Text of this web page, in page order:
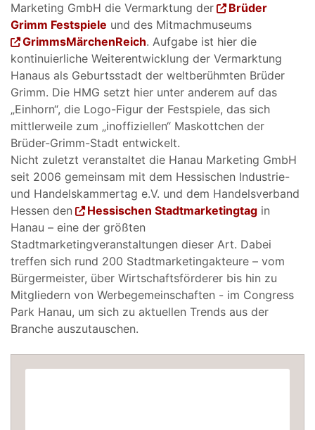
Marketing GmbH die Vermarktung der
Brüder
Grimm Festspiele und des Mitmachmuseums
GrimmsMärchenReich. Aufgabe ist hier die
kontinuierliche Weiterentwicklung der Vermarktung
Hanaus als Geburtsstadt der weltberühmten Brüder
Grimm. Die HMG setzt hier unter anderem auf das
„Einhorn“, die Logo-Figur der Festspiele, das sich
mittlerweile zum „inoffiziellen“ Maskottchen der
Brüder-Grimm-Stadt entwickelt.
Nicht zuletzt veranstaltet die Hanau Marketing GmbH
seit 2006 gemeinsam mit dem Hessischen Industrie-
und Handelskammertag e.V. und dem Handelsverband
Hessen den
Hessischen Stadtmarketingtagin
Hanau – eine der größten
Stadtmarketingveranstaltungen dieser Art. Dabei
treffen sich rund 200 Stadtmarketingakteure – vom
Bürgermeister, über Wirtschaftsförderer bis hin zu
Mitgliedern von Werbegemeinschaften - im Congress
Park Hanau, um sich zu aktuellen Trends aus der
Branche auszutauschen.